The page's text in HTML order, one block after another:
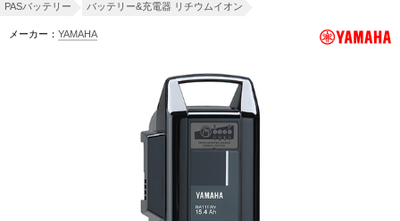
PASバッテリー バッテリー&充電器 リチウムイオン
メーカー： YAMAHA